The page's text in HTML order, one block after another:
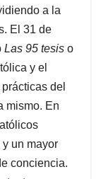
a la
El 31 de
Las 95 tesis o
y el
del
mismo. En
un mayor
conciencia.